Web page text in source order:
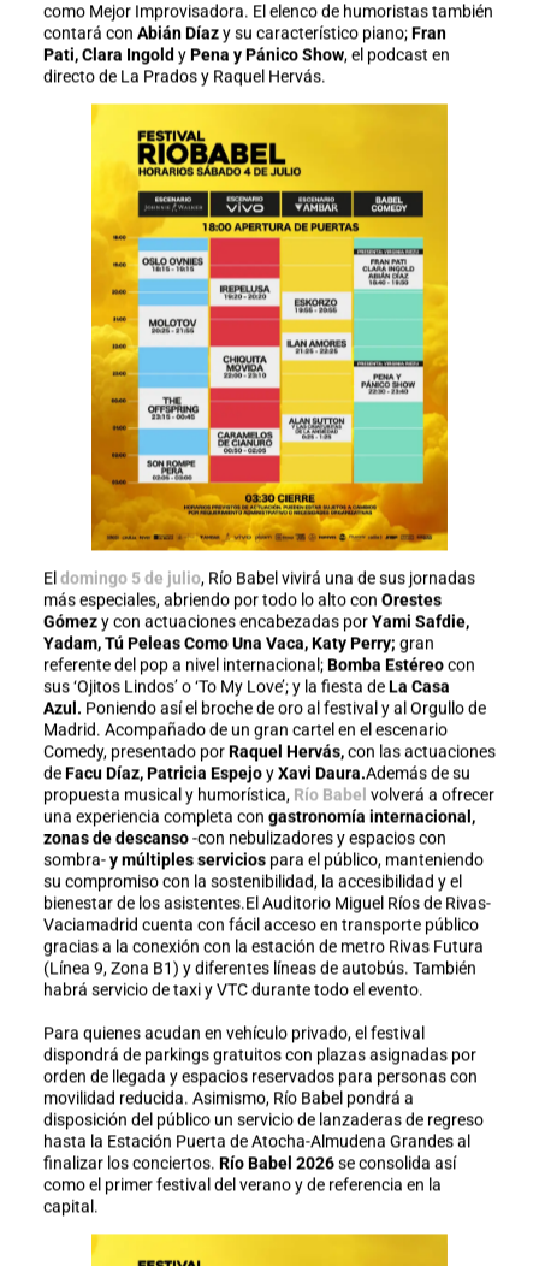
como Mejor Improvisadora. El elenco de humoristas también
contará con Abián Díazy su característico piano;Fran
Pati,Clara Ingold yPena y Pánico Show, el podcast en
directo de La Prados y Raquel Hervás.
Eldomingo 5 de julio, Río Babel vivirá una de sus jornadas
más especiales, abriendo por todo lo alto con Orestes
Gómezy con actuaciones encabezadas porYami Safdie,
Yadam, Tú Peleas Como Una Vaca,Katy Perry; gran
referente del pop a nivel internacional;Bomba Estéreocon
sus ‘Ojitos Lindos’ o ‘To My Love’;y la fiesta deLa Casa
Azul. Poniendo así el broche de oro al festival y al Orgullo de
Madrid. Acompañado de un gran cartel en el escenario
Comedy, presentado porRaquel Hervás,con las actuaciones
deFacu Díaz, Patricia EspejoyXavi Daura.Además de su
propuesta musical y humorística, Río Babel volverá a ofrecer
una experiencia completa con gastronomía internacional,
zonas de descanso-con nebulizadores y espacios con
sombra-y múltiples serviciospara el público, manteniendo
su compromiso con la sostenibilidad, la accesibilidad y el
bienestar de los asistentes.El Auditorio Miguel Ríos de Rivas-
Vaciamadrid cuenta con fácil acceso en transporte público
gracias a la conexión con la estación de metro Rivas Futura
(Línea 9, Zona B1) y diferentes líneas de autobús. También
habrá servicio de taxi y VTC durante todo el evento.
Para quienes acudan en vehículo privado, el festival
dispondrá de parkings gratuitos con plazas asignadas por
orden de llegada y espacios reservados para personas con
movilidad reducida. Asimismo, Río Babel pondrá a
disposición del público un servicio de lanzaderas de regreso
hasta la Estación Puerta de Atocha-Almudena Grandes al
finalizar los conciertos. Río Babel 2026se consolida así
como el primer festival del verano y de referencia en la
capital.